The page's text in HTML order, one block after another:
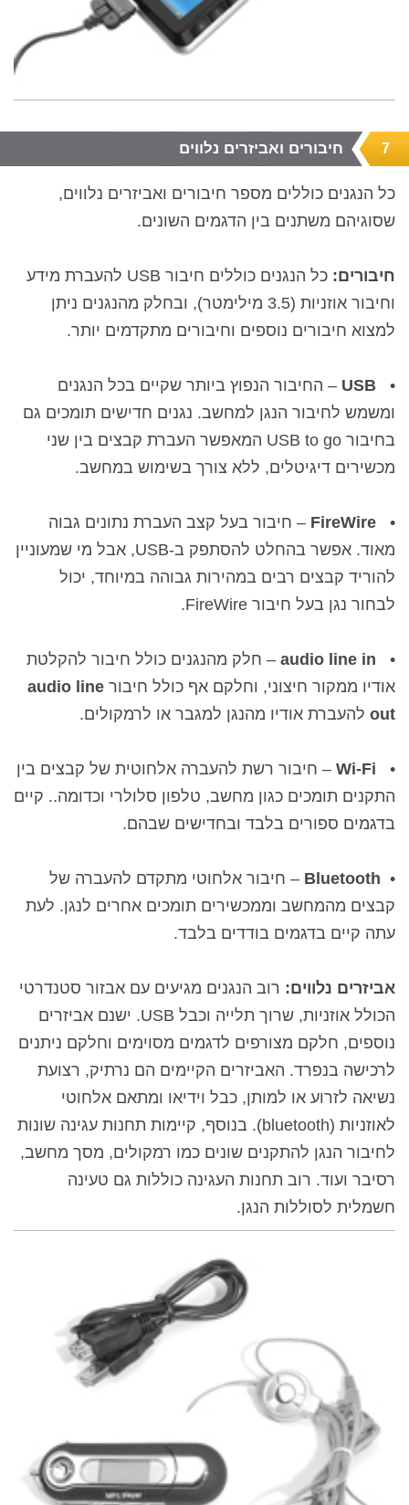
7 חיבורים ואביזרים נלווים
כל הנגנים כוללים מספר חיבורים ואביזרים נלווים,
שסוגיהם משתנים בין הדגמים השונים.
חיבורים: כל הנגנים כוללים חיבור USB להעברת מידע
וחיבור אוזניות (3.5 מילימטר
), ובחלק מהנגנים ניתן
למצוא חיבורים נוספים וחיבורים מתקדמים יותר.
•
USB – החיבור הנפוץ ביותר שקיים בכל הנגנים
ומשמש לחיבור הנגן למחשב. נגנים חדישים תומכים גם
בחיבור USB to go המאפשר העברת קבצים בין שני
מכשירים דיגיטלים, ללא צורך בשימוש במחשב.
•
FireWire – חיבור בעל קצב העברת נתונים גבוה
מאוד. אפשר בהחלט להסתפק ב-USB, אבל מי שמעוניין
להוריד קבצים רבים במהירות גבוהה במיוחד, יכול
לבחור נגן בעל חיבור FireWire
.
•
audio line in – חלק מהנגנים כולל חיבור להקלטת
אודיו ממקור חיצוני, וחלקם אף כולל חיבור audio line
out להעברת אודיו מהנגן למגבר או לרמקולים.
•
Wi-Fi – חיבור רשת להעברה אלחוטית של קבצים בין
התקנים תומכים כגון מחשב, טלפון סלולרי וכדומה.. קיים
בדגמים ספורים בלבד ובחדישים שבהם.
•
Bluetooth – חיבור אלחוטי מתקדם להעברה של
קבצים מהמחשב וממכשירים תומכים אחרים לנגן. לעת
עתה קיים בדגמים בודדים בלבד.
אביזרים נלווים: רוב הנגנים מגיעים עם אבזור סטנדרטי
הכולל אוזניות, שרוך תלייה וכבל USB. ישנם אביזרים
נוספים, חלקם מצורפים לדגמים מסוימים וחלקם ניתנים
לרכישה בנפרד. האביזרים הקיימים הם נרתיק, רצועת
נשיאה לזרוע או למותן, כבל וידיאו ומתאם אלחוטי
לאוזניות (bluetooth). בנוסף, קיימות תחנות עגינה שונות
לחיבור הנגן להתקנים שונים כמו רמקולים, מסך מחשב,
רסיבר ועוד. רוב תחנות העגינה כוללות גם טעינה
חשמלית לסוללות הנגן.